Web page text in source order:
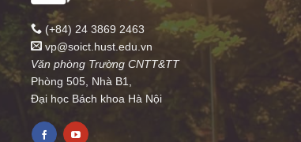
(+84) 24 3869 2463
vp@soict.hust.edu.vn
Văn phòng Trường CNTT&TT
Phòng 505, Nhà B1,
Đại học Bách khoa Hà Nội